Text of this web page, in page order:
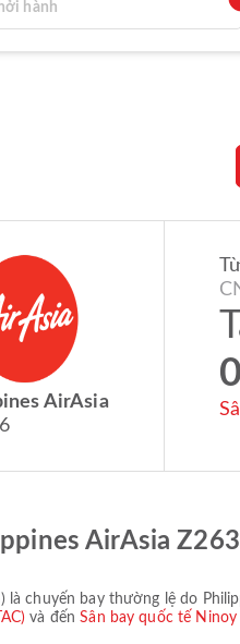
AirAsia
Từ
AirAsia
) là chuyến bay thường lệ do
và đếnSân bay quốc tế